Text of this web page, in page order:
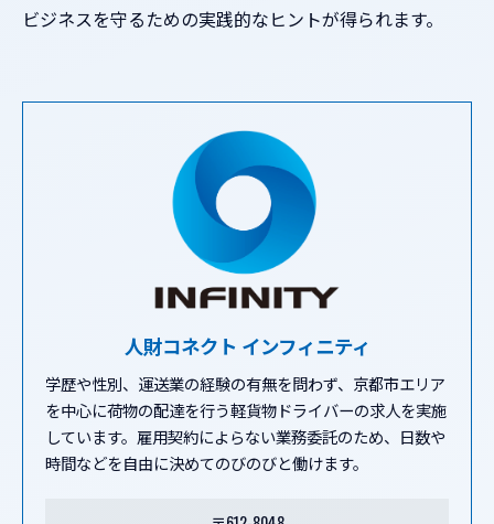
ビジネスを守るための実践的なヒントが得られます。
人財コネクト インフィニティ
学歴や性別、運送業の経験の有無を問わず、京都市エリア
を中心に荷物の配達を行う軽貨物ドライバーの求人を実施
しています。雇用契約によらない業務委託のため、日数や
時間などを自由に決めてのびのびと働けます。